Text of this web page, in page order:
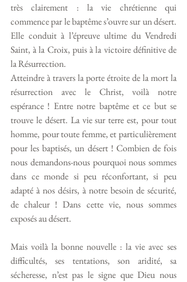
très clairement : la vie chrétienne qui
commence par le baptême s’ouvre sur un désert.
Elle conduit à l’épreuve ultime du Vendredi
Saint, à la Croix, puis à la victoire définitive de
la Résurrection.
Atteindre à travers la porte étroite de la mort la
résurrection avec le Christ, voilà notre
espérance ! Entre notre baptême et ce but se
trouve le désert. La vie sur terre est, pour tout
homme, pour toute femme, et particulièrement
pour les baptisés, un désert ! Combien de fois
nous demandons-nous pourquoi nous sommes
dans ce monde si peu réconfortant, si peu
adapté à nos désirs, à notre besoin de sécurité,
de chaleur ! Dans cette vie, nous sommes
exposés au désert.
Mais voilà la bonne nouvelle : la vie avec ses
difficultés, ses tentations, son aridité, sa
sécheresse, n’est pas le signe que Dieu nous